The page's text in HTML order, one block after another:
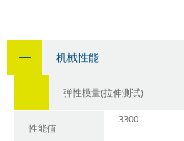
机械性能
弹性模量(拉伸测试)
性能值
3300